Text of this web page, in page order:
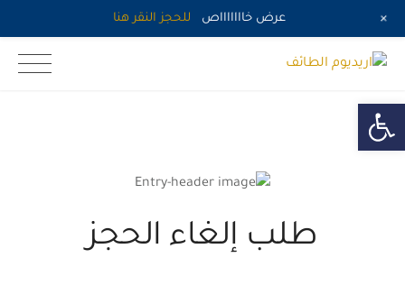
Skip
طلب إلغاء الحجز
عرض خاااااااص للحجز النقر هنا +
Open toolbar